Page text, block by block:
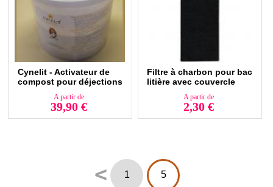
Une fois votre choix fait, s’il convient aussi à votre chat, évitez d’en
changer : cela pourrait le perturber et l’inciter à choisir un autre endroit
pour se soulager.
Cynelit - Activateur de
compost pour déjections
A partir de
39,90 €
Filtre à charbon pour bac
litière avec couvercle
A partir de
2,30 €
< 1 5